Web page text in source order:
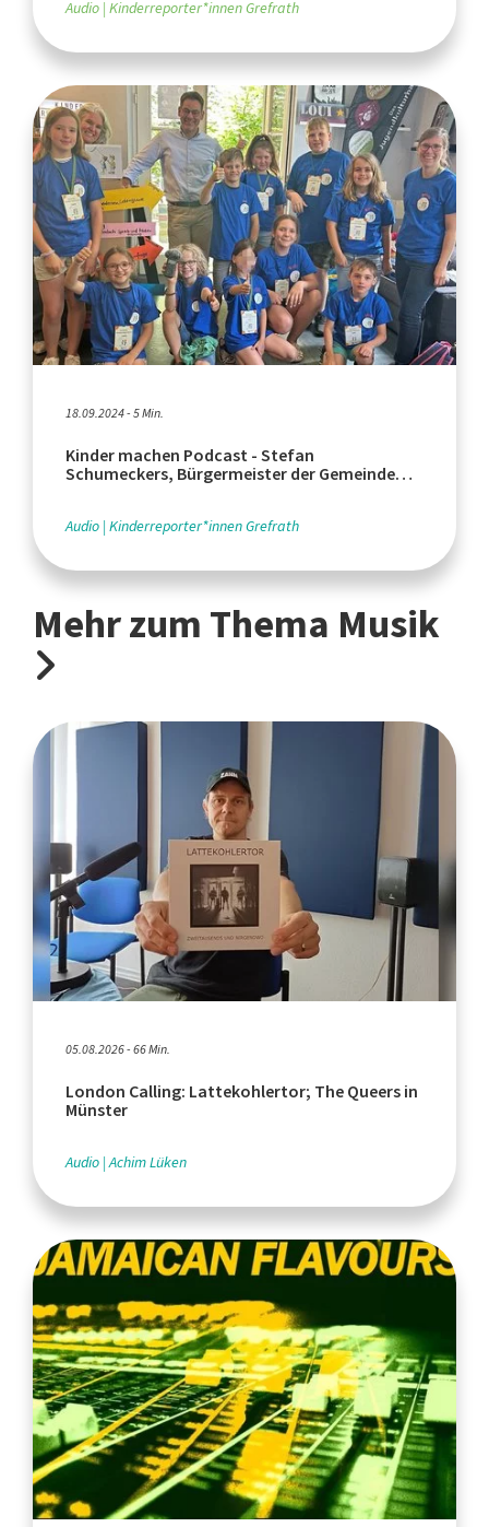
Audio Kinderreporter*innen Grefrath
18.09.2024 - 5 Min.
Kinder machen Podcast - Stefan
Schumeckers, Bürgermeister der Gemeinde
Audio Kinderreporter*innen Grefrath
Mehr zum Thema Musik
05.08.2026 - 66 Min.
London Calling: Lattekohlertor; The Queers in
Münster
Audio Achim Lüken